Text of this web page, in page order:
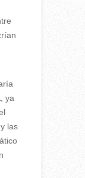
, ya
las